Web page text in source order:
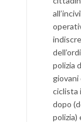
polizia
ciclista
dopo
polizia)